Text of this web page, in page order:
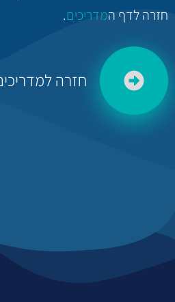
חזרה לדף המדריכים.
חזרה